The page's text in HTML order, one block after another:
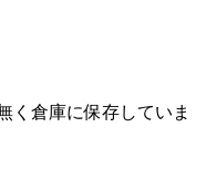
く倉庫に保存していま